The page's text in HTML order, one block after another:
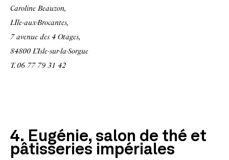
Caroline Beauzon,
LÎle-aux-Brocantes,
7 avenue des 4 Otages,
84800 L’Isle-sur-la-Sorgue
T. 06 77 79 31 42
4. Eugénie, salon de thé et
pâtisseries impériales